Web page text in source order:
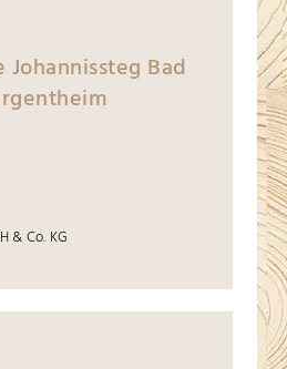
Bad
& Co. KG